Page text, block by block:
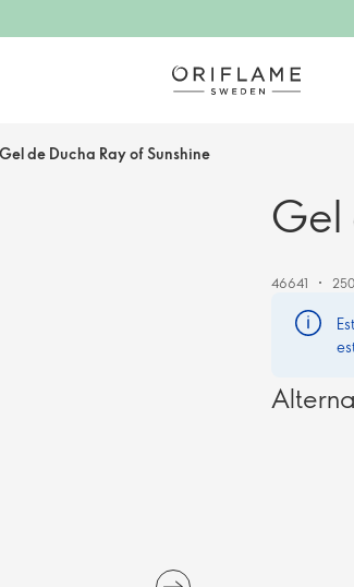
Gel de Ducha Ray of Sunshine
Gel
46641